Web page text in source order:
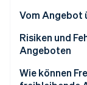
Vom Angebot
Vom Angebot
Vom Vertrag
Risiken und
Angeboten
Wie können